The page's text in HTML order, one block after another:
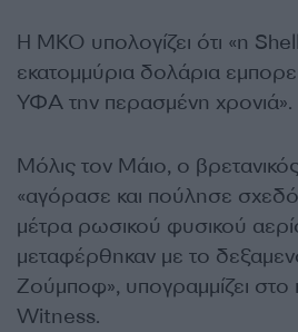
Η ΜΚΟ υπολογίζει ότι «η
εκατομμύρια δολάρια
ΥΦΑ την περασμένη χρονιά».
Μόλις τον Μάιο, ο
«αγόρασε και πούλησε
μέτρα ρωσικού φυσικού
μεταφέρθηκαν με το
Ζούμποφ», υπογραμμίζει στο
Witness.